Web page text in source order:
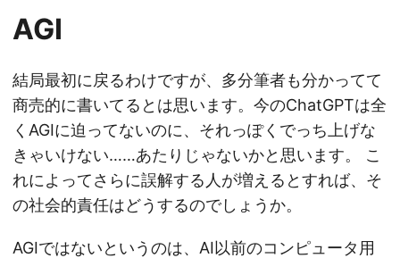
AGI
結局最初に戻るわけですが、多分筆者も分かってて
商売的に書いてるとは思います。今のChatGPTは全
くAGIに迫ってないのに、それっぽくでっち上げな
きゃいけない……あたりじゃないかと思います。 こ
れによってさらに誤解する人が増えるとすれば、そ
の社会的責任はどうするのでしょうか。
AGIではないというのは、AI以前のコンピュータ用